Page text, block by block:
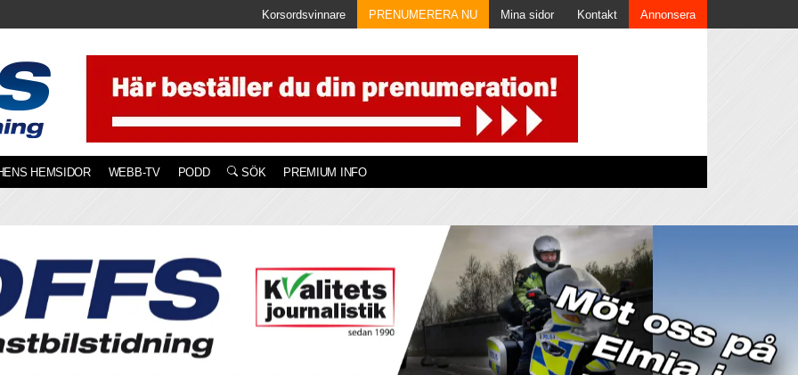
Korsordsvinnare PRENUMERERA NU Mina sidor Kontakt Annonsera
HEMSIDOR WEBB-TV PODD SÖK PREMIUM INFO